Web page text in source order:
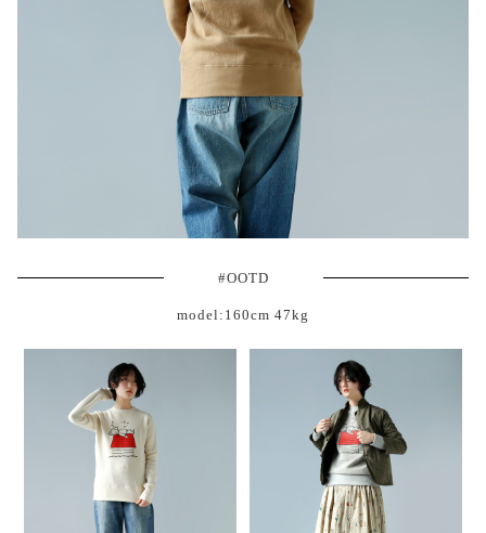
#OOTD
model:160cm 47kg